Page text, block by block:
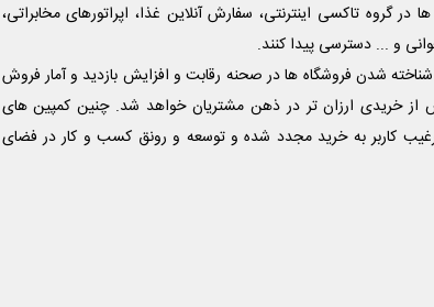
گروه تاکسی اینترنتی، سفارش آنلاین غذا، اپراتورهای مخابراتی،
و ... دسترسی پیدا کنند.
شناخته شدن فروشگاه ها در صحنه رقابت و افزایش بازدید و آمار فروش
خریدی ارزان تر در ذهن مشتریان خواهد شد. چنین کمپین های
کاربر به خرید مجدد شده و توسعه و رونق کسب و کار در فضای